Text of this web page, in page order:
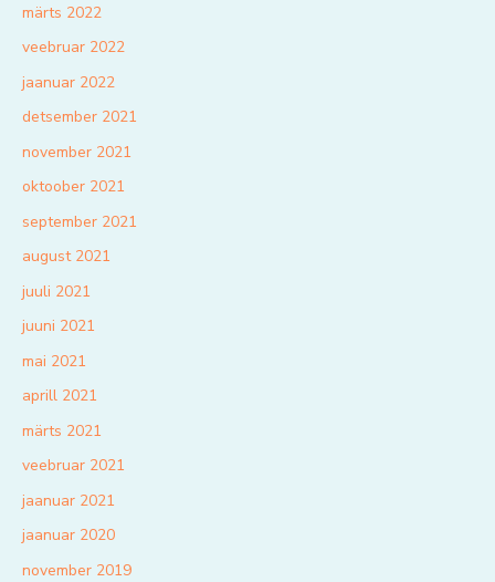
märts 2022
veebruar 2022
jaanuar 2022
detsember 2021
november 2021
oktoober 2021
september 2021
august 2021
juuli 2021
juuni 2021
mai 2021
aprill 2021
märts 2021
veebruar 2021
jaanuar 2021
jaanuar 2020
november 2019